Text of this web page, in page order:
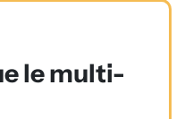
le multi-